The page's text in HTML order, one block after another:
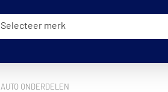
Selecteer merk
AUTO ONDERDELEN